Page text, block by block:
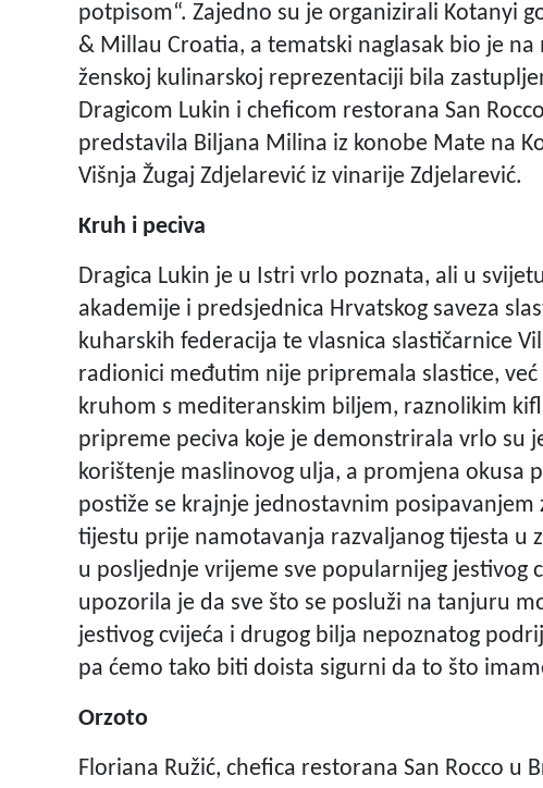
potpisom“. Zajedno su je organizirali Kotanyi
& Millau Croatia, a tematski naglasak bio je
ženskoj kulinarskoj reprezentaciji bila
Dragicom Lukin i cheficom restorana San
predstavila Biljana Milina iz konobe Mate na
Višnja Žugaj Zdjelarević iz vinarije Zdjelarević.
Kruh i peciva
Dragica Lukin je u Istri vrlo poznata, ali u
akademije i predsjednica Hrvatskog saveza
kuharskih federacija te vlasnica slastičarnice
radionici međutim nije pripremala slastice,
kruhom s mediteranskim biljem, raznolikim
pripreme peciva koje je demonstrirala vrlo su
korištenje maslinovog ulja, a promjena okusa
postiže se krajnje jednostavnim
tijestu prije namotavanja razvaljanog tijesta u
u posljednje vrijeme sve popularnijeg jestivog
upozorila je da sve što se posluži na tanjuru
jestivog cvijeća i drugog bilja nepoznatog
pa ćemo tako biti doista sigurni da to što
Orzoto
Floriana Ružić, chefica restorana San Rocco u